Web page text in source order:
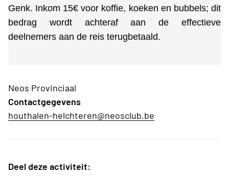
Genk. Inkom 15€ voor koffie, koeken en bubbels; dit
bedrag wordt achteraf aan de effectieve
deelnemers aan de reis terugbetaald.
Neos Provinciaal
Contactgegevens
houthalen-helchteren@neosclub.be
Deel deze activiteit: